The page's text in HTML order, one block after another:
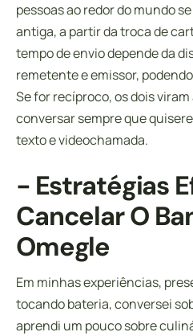
pessoas ao redor do mundo
antiga, a partir da troca de
tempo de envio depende da
remetente e emissor,
Se for recíproco, os dois
conversar sempre que
texto e videochamada.
-⁤ Estratégias
Cancelar O
Omegle
Em minhas experiências,
tocando bateria, conversei
aprendi um pouco sobre